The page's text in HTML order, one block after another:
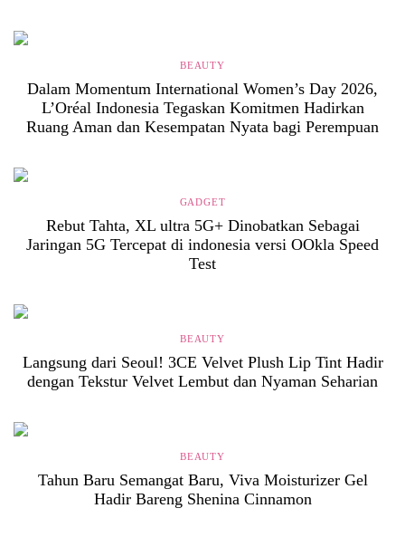
BEAUTY
Dalam Momentum International Women’s Day 2026,
L’Oréal Indonesia Tegaskan Komitmen Hadirkan
Ruang Aman dan Kesempatan Nyata bagi Perempuan
GADGET
Rebut Tahta, XL ultra 5G+ Dinobatkan Sebagai
Jaringan 5G Tercepat di indonesia versi OOkla Speed
Test
BEAUTY
Langsung dari Seoul! 3CE Velvet Plush Lip Tint Hadir
dengan Tekstur Velvet Lembut dan Nyaman Seharian
BEAUTY
Tahun Baru Semangat Baru, Viva Moisturizer Gel
Hadir Bareng Shenina Cinnamon